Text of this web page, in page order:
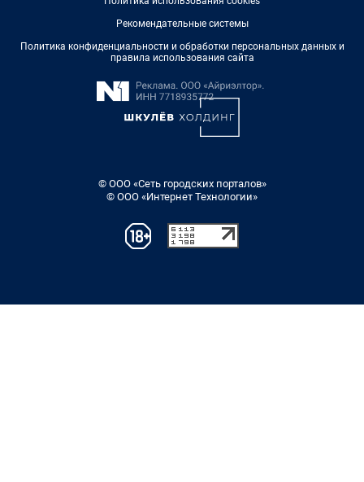
Рекомендательные системы
Политика конфиденциальности и обработки персональных данных и
правила использования сайта
© ООО «Сеть городских порталов»
© ООО «Интернет Технологии»